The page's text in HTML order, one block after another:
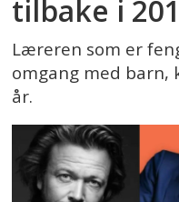
tilbake i
Læreren som er
omgang med barn,
år.